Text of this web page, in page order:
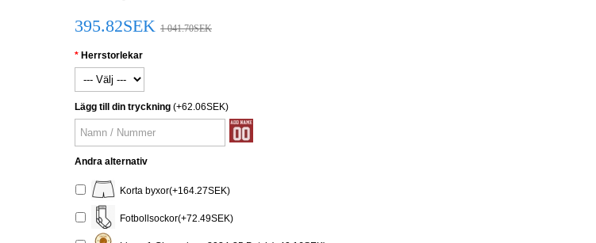
395.82SEK 1 041.70SEK
Herrstorlekar
Lägg till din tryckning (+62.06SEK)
Andra alternativ
Korta byxor(+164.27SEK)
Fotbollsockor(+72.49SEK)